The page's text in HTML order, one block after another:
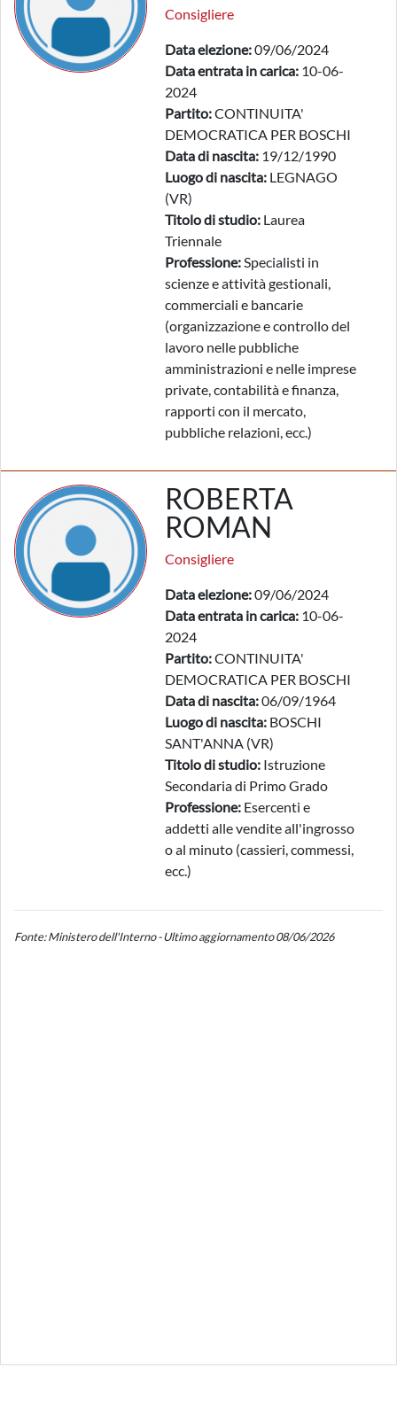
Consigliere
Data elezione:09/06/2024
Data entrata in carica: 10-06-
2024
Partito:CONTINUITA'
DEMOCRATICA PER BOSCHI
Data di nascita: 19/12/1990
Luogo di nascita: LEGNAGO
(VR)
Titolo di studio: Laurea
Triennale
Professione:Specialisti in
scienze e attività gestionali,
commerciali e bancarie
(organizzazione e controllo del
lavoro nelle pubbliche
amministrazioni e nelle imprese
private, contabilità e finanza,
rapporti con il mercato,
pubbliche relazioni, ecc.)
ROBERTA
ROMAN
Consigliere
Data elezione:09/06/2024
Data entrata in carica: 10-06-
2024
Partito:CONTINUITA'
DEMOCRATICA PER BOSCHI
Data di nascita:06/09/1964
Luogo di nascita: BOSCHI
SANT'ANNA (VR)
Titolo di studio: Istruzione
Secondaria di Primo Grado
Professione: Esercenti e
addetti alle vendite all'ingrosso
o al minuto (cassieri, commessi,
ecc.)
Fonte: Ministero dell'Interno - Ultimo aggiornamento 08/06/2026